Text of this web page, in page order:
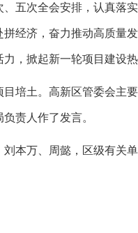
五次全会安排，认真落
经济，奋力推动高质量
，掀起新一轮项目建设
土。高新区管委会主
责人作了发言。
万、周懿，区级有关